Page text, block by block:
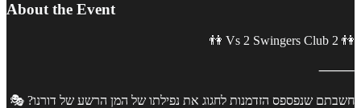
About the Event
👫 2 Vs 2 Swingers Club 👫
⸻
חשבתם שנפספס הזדמנות לחגוג את נפילתו של המן הרשע של דורנו? 🎭